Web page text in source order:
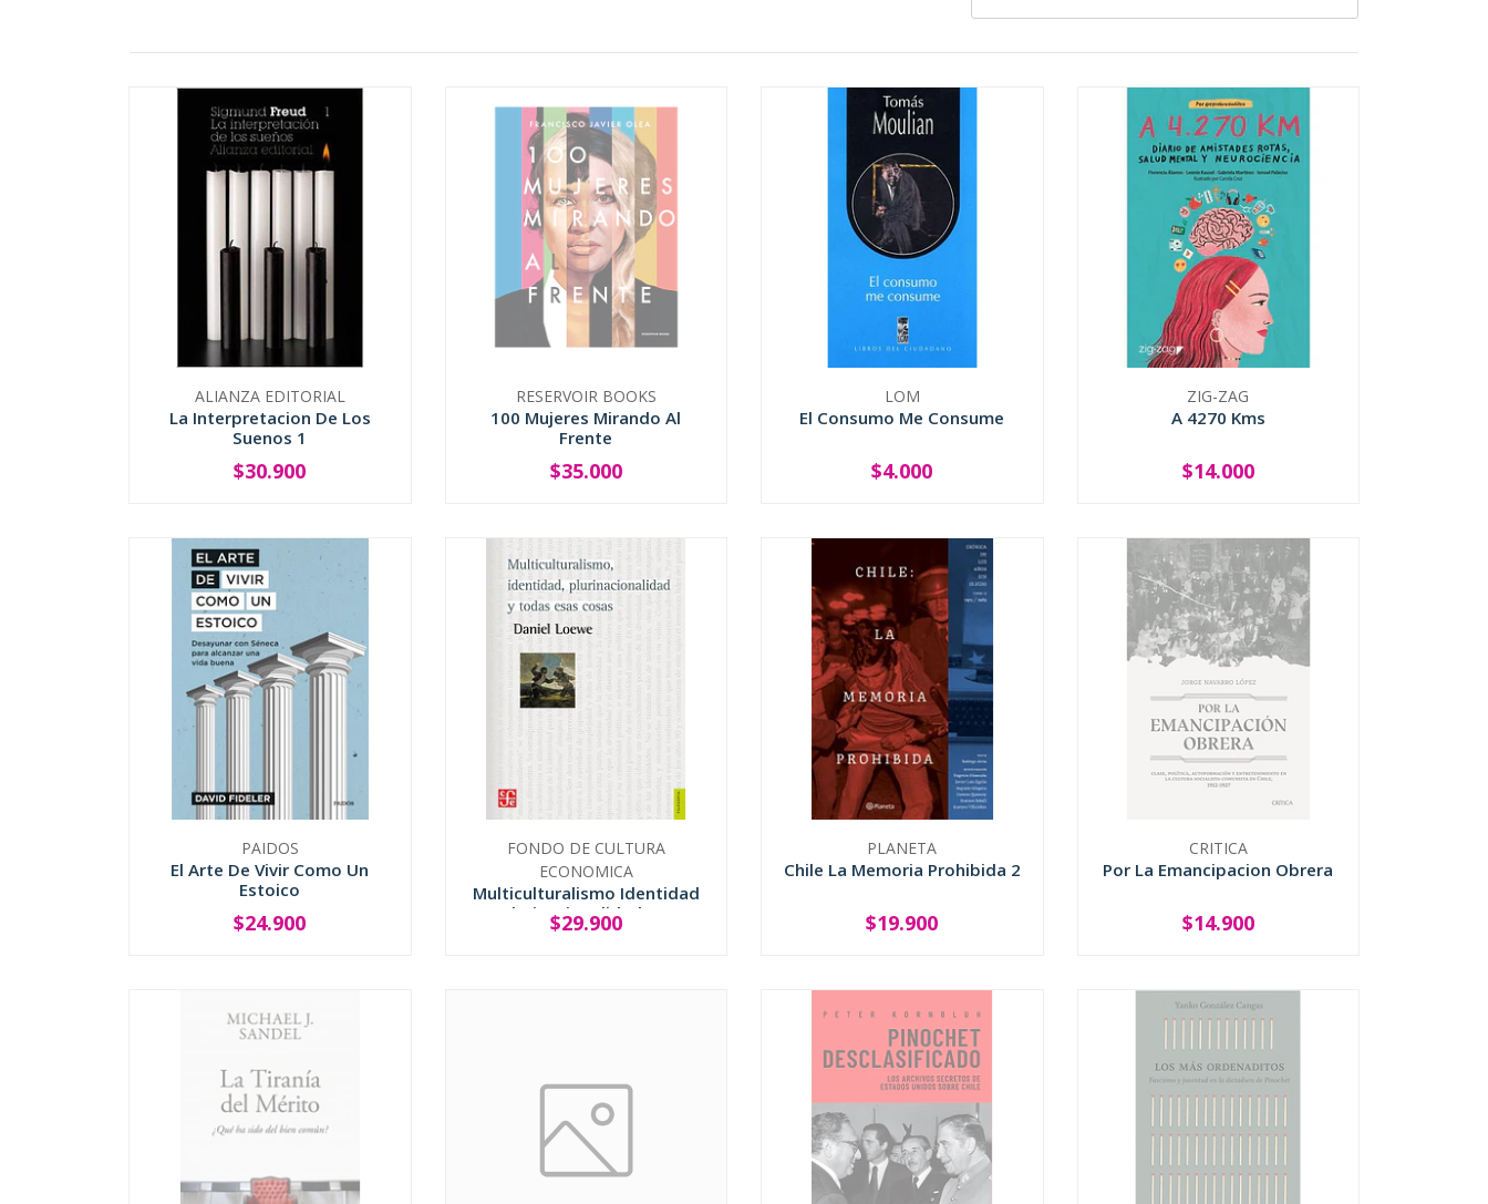
ALIANZA EDITORIAL
La Interpretacion De Los
Suenos 1
+
$30.900
RESERVOIR BOOKS
100 Mujeres Mirando Al
Frente
SOLD OUT
$35.000
LOM
El Consumo Me Consume
+
$4.000
ZIG-ZAG
A 4270 Kms
+
$14.000
PAIDOS
El Arte De Vivir Como Un
Estoico
+
$24.900
FONDO DE CULTURA
ECONOMICA
Multiculturalismo Identidad
Plurinacionalidad Y...
+
$29.900
PLANETA
Chile La Memoria Prohibida 2
+
$19.900
CRITICA
Por La Emancipacion Obrera
SOLD OUT
$14.900